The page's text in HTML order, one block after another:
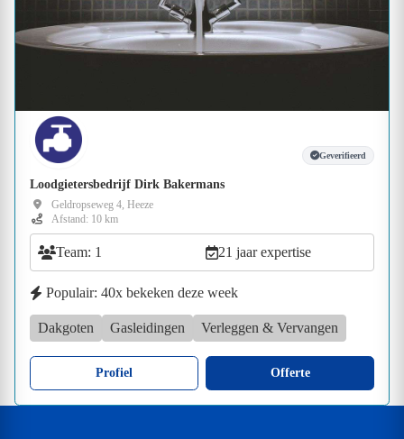
Geverifieerd
Loodgietersbedrijf Dirk Bakermans
Geldropseweg 4, Heeze
Afstand: 10 km
Team: 1 21 jaar expertise
Populair: 40x bekeken deze week
Dakgoten Gasleidingen Verleggen & Vervangen
Profiel Offerte